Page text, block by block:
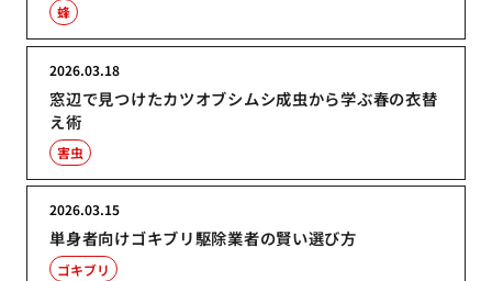
蜂
窓辺で見つけたカツオブシムシ成虫から学ぶ春の衣替
え術
2026.03.18
害虫
単身者向けゴキブリ駆除業者の賢い選び方
2026.03.15
ゴキブリ